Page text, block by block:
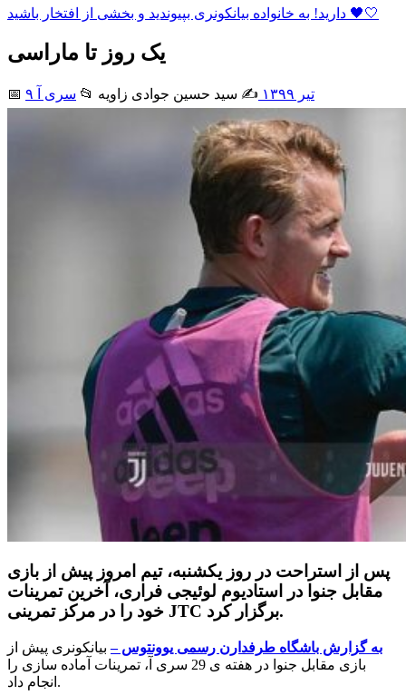
دارید! به خانواده بیانکونری بپیوندید و بخشی از افتخار باشید 🖤🤍
یک روز تا ماراسی
📅 ۹ تیر ۱۳۹۹ ✍️ سید حسین جوادی زاويه 📂 سری آ
پس از استراحت در روز یکشنبه، تیم امروز پیش از بازی
مقابل جنوا در استادیوم لوئیجی فراری، آخرین تمرینات
خود را در مرکز تمرینی JTC برگزار کرد.
به گزارش باشگاه طرفدارن رسمی یوونتوس –بیانکونری پیش از
بازی مقابل جنوا در هفته ی 29 سری آ، تمرینات آماده سازی را
انجام داد.